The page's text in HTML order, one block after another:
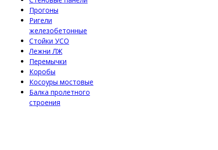
Прогоны
Ригели
железобетонные
Стойки УСО
Лежни ЛЖ
Перемычки
Коробы
Косоуры мостовые
Балка пролетного
строения